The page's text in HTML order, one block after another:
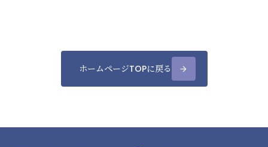
ホームページTOPに戻る arrow_forward